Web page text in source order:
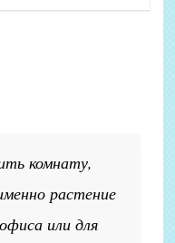
комнату,
растение
или для